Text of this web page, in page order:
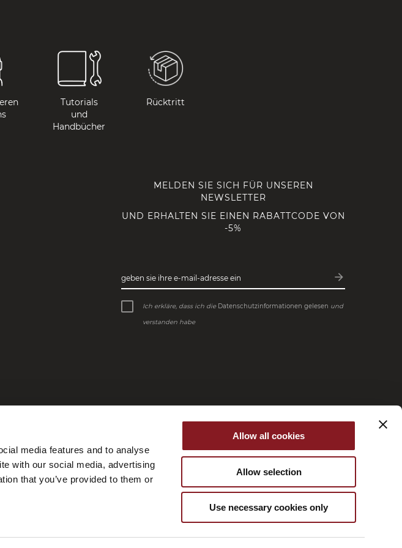
media features and to analyse
with our social media, advertising
that you’ve provided to them or
Allow all cookies
Allow selection
Use necessary cookies only
Tutorials
und
Handbücher
Rücktritt
MELDEN SIE SICH FÜR UNSEREN
NEWSLETTER
UND ERHALTEN SIE EINEN RABATTCODE VON
-5%
geben sie ihre e-mail-adresse ein arrow_forward
Abonnieren
Ich erkläre, dass ich die Datenschutzinformationen gelesen und
verstanden habe